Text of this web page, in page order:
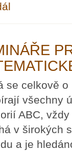
se celkově
všechny
ABC,
v širokých
a je